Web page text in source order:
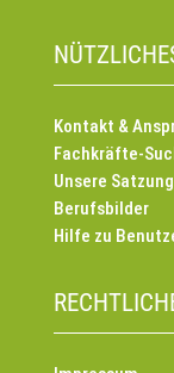
Kontakt &
Fachkräfte-
Unsere Satzung
Berufsbilder
Hilfe zu